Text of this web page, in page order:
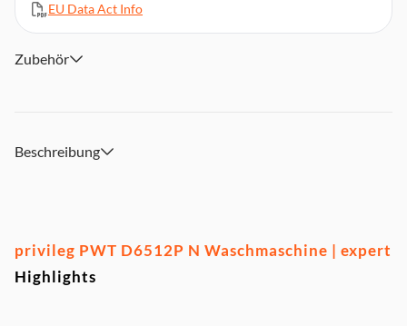
Energieverbrauch: 66/100 Betriebszyklen
Wasserverbrauch: 44/Betriebszyklus
Abmessungen (HxBxT): ca. 90 x 40 x 60 cm
EU Data Act Info
Zubehör
Beschreibung
privileg PWT D6512P N Waschmaschine | expert
Highlights